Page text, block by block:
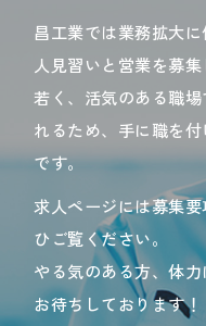
昌工業では業務拡大
人見習いと営業を募集
若く、活気のある職
れるため、手に職を
です。
求人ページには募集
ひご覧ください。
やる気のある方、体
お待ちしております！